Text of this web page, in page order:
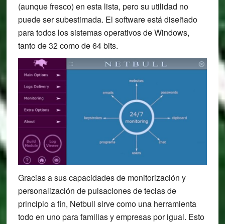
(aunque fresco) en esta lista, pero su utilidad no
puede ser subestimada. El software está diseñado
para todos los sistemas operativos de Windows,
tanto de 32 como de 64 bits.
Gracias a sus capacidades de monitorización y
personalización de pulsaciones de teclas de
principio a fin, Netbull sirve como una herramienta
todo en uno para familias y empresas por igual. Esto